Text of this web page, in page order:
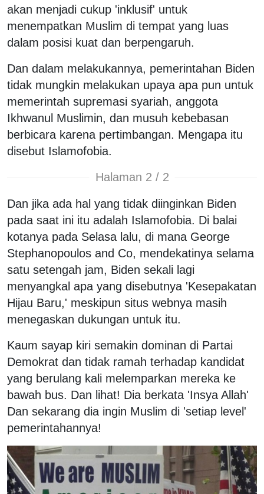
akan menjadi cukup 'inklusif' untuk
menempatkan Muslim di tempat yang luas
dalam posisi kuat dan berpengaruh.
Dan dalam melakukannya, pemerintahan Biden
tidak mungkin melakukan upaya apa pun untuk
memerintah supremasi syariah, anggota
Ikhwanul Muslimin, dan musuh kebebasan
berbicara karena pertimbangan. Mengapa itu
disebut Islamofobia.
Halaman 2 / 2
Dan jika ada hal yang tidak diinginkan Biden
pada saat ini itu adalah Islamofobia. Di balai
kotanya pada Selasa lalu, di mana George
Stephanopoulos and Co, mendekatinya selama
satu setengah jam, Biden sekali lagi
menyangkal apa yang disebutnya 'Kesepakatan
Hijau Baru,' meskipun situs webnya masih
menegaskan dukungan untuk itu.
Kaum sayap kiri semakin dominan di Partai
Demokrat dan tidak ramah terhadap kandidat
yang berulang kali melemparkan mereka ke
bawah bus. Dan lihat! Dia berkata 'Insya Allah'
Dan sekarang dia ingin Muslim di 'setiap level'
pemerintahannya!